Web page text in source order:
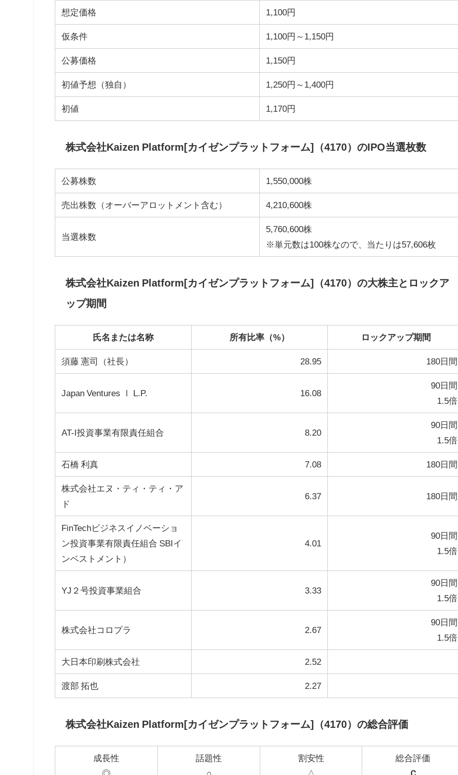
想定価格 1,100円
仮条件 1,100円～1,150円
公募価格 1,150円
初値予想（独自） 1,250円～1,400円
初値 1,170円
株式会社Kaizen Platform[カイゼンプラットフォーム]（4170）のIPO当選枚数
公募株数 1,550,000株
売出株数（オーバーアロットメント含む） 4,210,600株
当選株数
5,760,600株
※単元数は100株なので、当たりは57,606枚
株式会社Kaizen Platform[カイゼンプラットフォーム]（4170）の大株主とロックア
ップ期間
氏名または名称 所有比率（%） ロックアップ期間
須藤 憲司（社長） 28.95 180日間
Japan Ventures Ⅰ L.P. 16.08
90日間
1.5倍
AT-I投資事業有限責任組合 8.20
90日間
1.5倍
石橋 利真 7.08 180日間
株式会社エヌ・ティ・ティ・ア
ド
6.37 180日間
FinTechビジネスイノベーショ
ン投資事業有限責任組合 SBIイ
ンベストメント）
4.01
90日間
1.5倍
YJ２号投資事業組合 3.33
90日間
1.5倍
株式会社コロプラ 2.67
90日間
1.5倍
大日本印刷株式会社 2.52
渡部 拓也 2.27
株式会社Kaizen Platform[カイゼンプラットフォーム]（4170）の総合評価
成長性
話題性
割安性
総合評価